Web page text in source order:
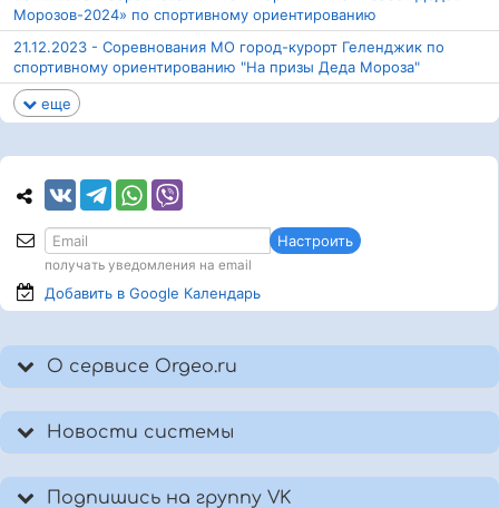
Морозов-2024» по спортивному ориентированию
21.12.2023 - Соревнования МО город-курорт Геленджик по
спортивному ориентированию "На призы Деда Мороза"
еще
Настроить
получать уведомления на email
Добавить в Google Календарь
О сервисе Orgeo.ru
Новости системы
Подпишись на группу VK